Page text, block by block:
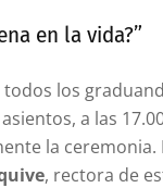
en la vida?”
los
a las
la ceremonia.
, rectora de